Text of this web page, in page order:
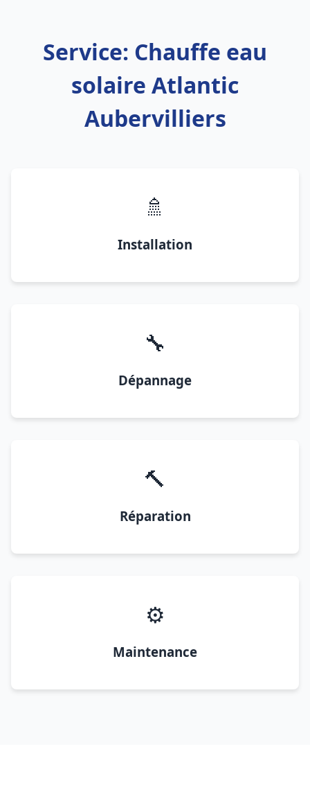
Service: Chauffe eau
solaire Atlantic
Aubervilliers
🚿
Installation
🔧
Dépannage
🔨
Réparation
⚙️
Maintenance